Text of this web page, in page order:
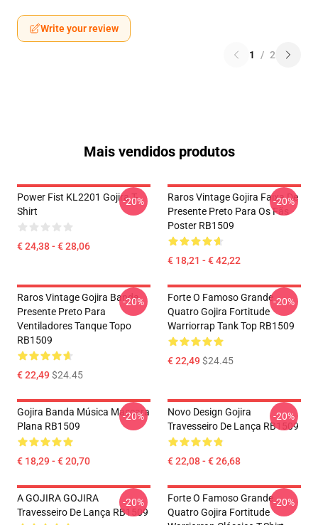
Write your review
1 / 2
Mais vendidos produtos
Power Fist KL2201 Gojira T-
Shirt
€ 24,38 - € 28,06
-20%
Raros Vintage Gojira Faixa De
Presente Preto Para Os Fãs
Poster RB1509
€ 18,21 - € 42,22
-20%
Raros Vintage Gojira Banda
Presente Preto Para
Ventiladores Tanque Topo
RB1509
€ 22,49$24.45
-20%
Forte O Famoso Grande
Quatro Gojira Fortitude
Warriorrap Tank Top RB1509
€ 22,49$24.45
-20%
Gojira Banda Música Mascara
Plana RB1509
€ 18,29 - € 20,70
-20%
Novo Design Gojira
Travesseiro De Lança RB1509
€ 22,08 - € 26,68
-20%
A GOJIRA GOJIRA
Travesseiro De Lança RB1509
-20%
Forte O Famoso Grande
Quatro Gojira Fortitude
-20%